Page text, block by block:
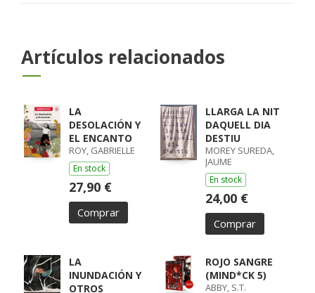
Artículos relacionados
LA
DESOLACIÓN Y
EL ENCANTO
ROY, GABRIELLE
En stock
27,90 €
Comprar
LLARGA LA NIT
DAQUELL DIA
DESTIU
MOREY SUREDA,
JAUME
En stock
24,00 €
Comprar
LA
INUNDACIÓN Y
OTROS
ROJO SANGRE
(MIND*CK 5)
ABBY, S.T.